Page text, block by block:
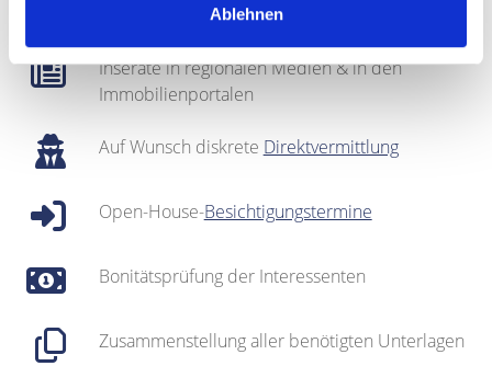
Ablehnen
Interessentenkartei
Inserate in regionalen Medien & in den
Immobilienportalen
Auf Wunsch diskrete Direktvermittlung
Open-House-Besichtigungstermine
Bonitätsprüfung der Interessenten
Zusammenstellung aller benötigten Unterlagen